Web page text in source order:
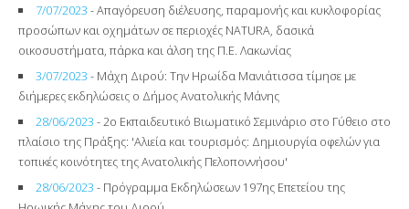
7/07/2023 - Απαγόρευση διέλευσης, παραμονής και κυκλοφορίας
προσώπων και οχημάτων σε περιοχές NATURA, δασικά
οικοσυστήματα, πάρκα και άλση της Π.Ε. Λακωνίας
3/07/2023 - Μάχη Διρού: Την Ηρωίδα Μανιάτισσα τίμησε με
διήμερες εκδηλώσεις ο Δήμος Ανατολικής Μάνης
28/06/2023 - 2ο Εκπαιδευτικό Βιωματικό Σεμινάριο στο Γύθειο στο
πλαίσιο της Πράξης: 'Αλιεία και τουρισμός: Δημιουργία οφελών για
τοπικές κοινότητες της Ανατολικής Πελοποννήσου'
28/06/2023 - Πρόγραμμα Εκδηλώσεων 197ης Επετείου της